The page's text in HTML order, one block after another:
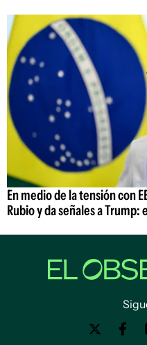
En medio de la tensión con
Rubio y da señales a